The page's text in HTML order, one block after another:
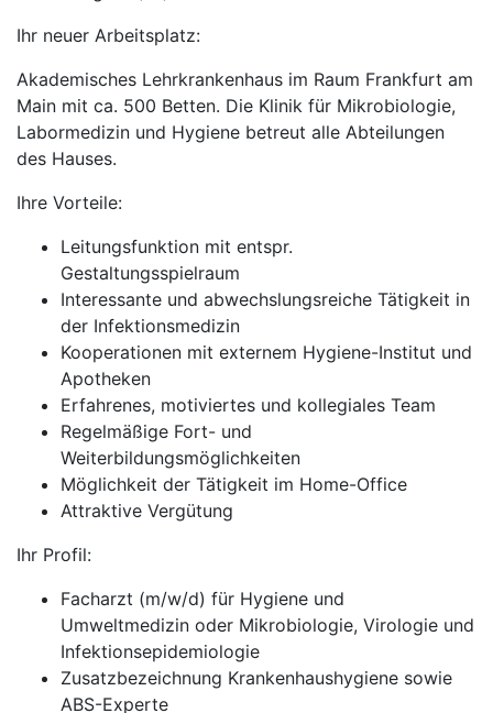
Ihr neuer Arbeitsplatz:
Akademisches Lehrkrankenhaus im Raum Frankfurt am
Main mit ca. 500 Betten. Die Klinik für Mikrobiologie,
Labormedizin und Hygiene betreut alle Abteilungen
des Hauses.
Ihre Vorteile:
Leitungsfunktion mit entspr.
Gestaltungsspielraum
Interessante und abwechslungsreiche Tätigkeit in
der Infektionsmedizin
Kooperationen mit externem Hygiene-Institut und
Apotheken
Erfahrenes, motiviertes und kollegiales Team
Regelmäßige Fort- und
Weiterbildungsmöglichkeiten
Möglichkeit der Tätigkeit im Home-Office
Attraktive Vergütung
Ihr Profil:
Facharzt (m/w/d) für Hygiene und
Umweltmedizin oder Mikrobiologie, Virologie und
Infektionsepidemiologie
Zusatzbezeichnung Krankenhaushygiene sowie
ABS-Experte